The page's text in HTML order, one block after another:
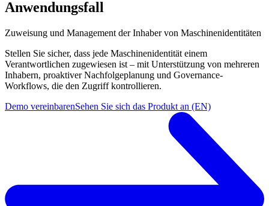
Anwendungsfall
Zuweisung und Management der Inhaber von Maschinenidentitäten
Stellen Sie sicher, dass jede Maschinenidentität einem
Verantwortlichen zugewiesen ist – mit Unterstützung von mehreren
Inhabern, proaktiver Nachfolgeplanung und Governance-
Workflows, die den Zugriff kontrollieren.
Demo vereinbarenSehen Sie sich das Produkt an (EN)